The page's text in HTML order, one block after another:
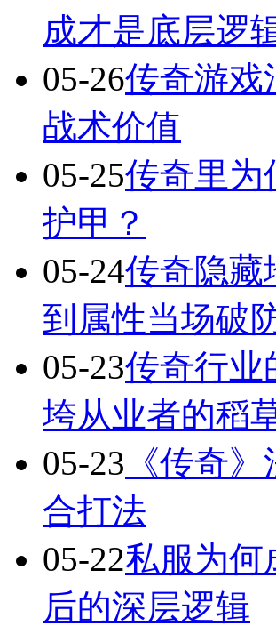
成才是底层逻
05-26传奇游戏
战术价值
05-25传奇里为
护甲？
05-24传奇隐藏
到属性当场破
05-23传奇行业
垮从业者的稻
05-23 《传奇
合打法
05-22私服为何
后的深层逻辑